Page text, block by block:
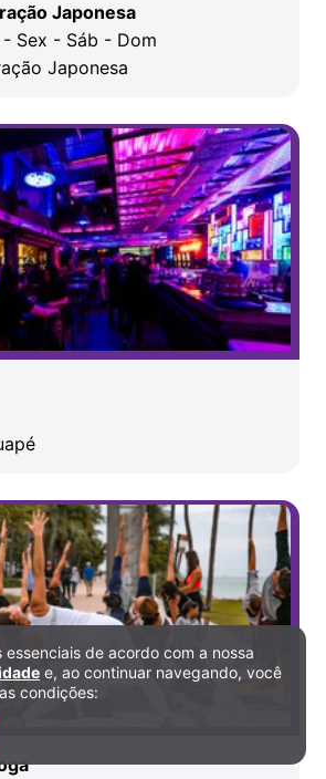
Japonesa
Sex - Sáb - Dom
Japonesa
e Cookies
essenciais de acordo com a nossa
e, ao continuar navegando, você
condições: